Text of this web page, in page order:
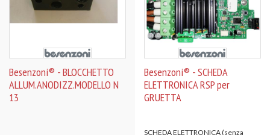
Besenzoni® - BLOCCHETTO
ALLUM.ANODIZZ.MODELLO N
13
Besenzoni® - SCHEDA
ELETTRONICA RSP per
GRUETTA
SCHEDA ELETTRONICA (senza